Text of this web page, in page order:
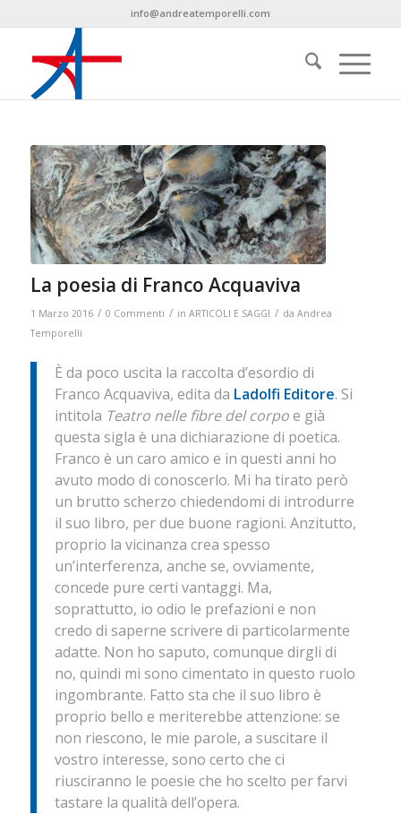
info@andreatemporelli.com
La poesia di Franco Acquaviva
1 Marzo 2016 / 0 Commenti / in ARTICOLI E SAGGI / da Andrea
Temporelli
È da poco uscita la raccolta d’esordio di
Franco Acquaviva, edita da Ladolfi Editore. Si
intitola Teatro nelle fibre del corpoe già
questa sigla è una dichiarazione di poetica.
Franco è un caro amico e in questi anni ho
avuto modo di conoscerlo. Mi ha tirato però
un brutto scherzo chiedendomi di introdurre
il suo libro, per due buone ragioni. Anzitutto,
proprio la vicinanza crea spesso
un’interferenza, anche se, ovviamente,
concede pure certi vantaggi. Ma,
soprattutto, io odio le prefazioni e non
credo di saperne scrivere di particolarmente
adatte. Non ho saputo, comunque dirgli di
no, quindi mi sono cimentato in questo ruolo
ingombrante. Fatto sta che il suo libro è
proprio bello e meriterebbe attenzione: se
non riescono, le mie parole, a suscitare il
vostro interesse, sono certo che ci
riusciranno le poesie che ho scelto per farvi
tastare la qualità dell’opera.